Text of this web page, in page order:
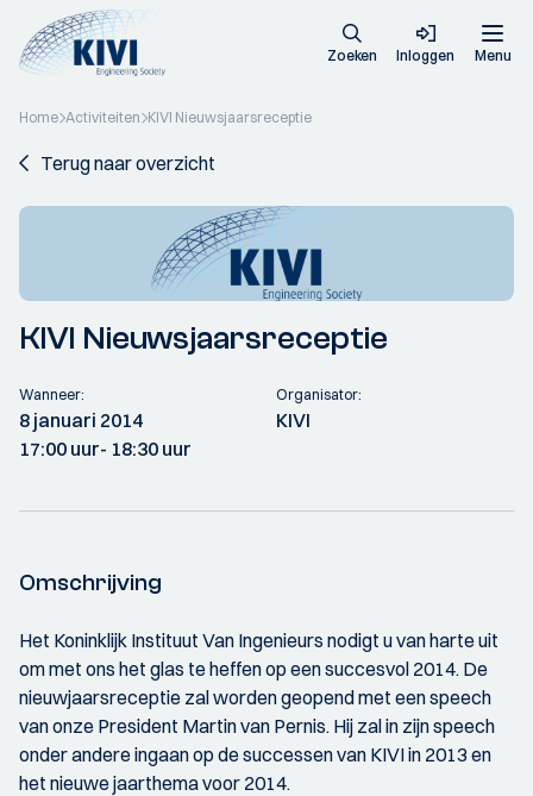
Zoeken Inloggen Menu
Home Activiteiten KIVI Nieuwsjaarsreceptie
Terug naar overzicht
KIVI Nieuwsjaarsreceptie
Wanneer:
8 januari 2014
17:00 uur- 18:30 uur
Organisator:
KIVI
Omschrijving
Het Koninklijk Instituut Van Ingenieurs nodigt u van harte uit
om met ons het glas te heffen op een succesvol 2014. De
nieuwjaarsreceptie zal worden geopend met een speech
van onze President Martin van Pernis. Hij zal in zijn speech
onder andere ingaan op de successen van KIVI in 2013 en
het nieuwe jaarthema voor 2014.